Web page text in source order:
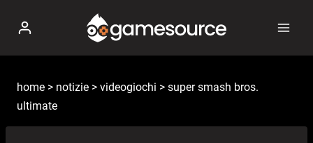
contenuto
home > notizie > videogiochi > super smash bros.
ultimate